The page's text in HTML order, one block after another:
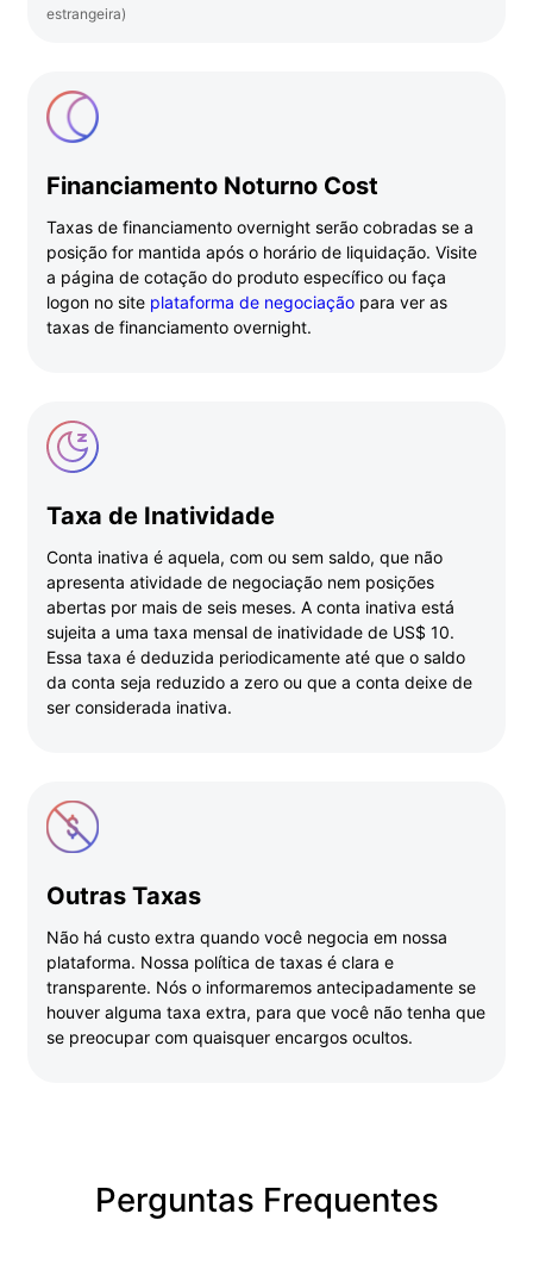
estrangeira)
Financiamento Noturno Cost
Taxas de financiamento overnight serão cobradas se a
posição for mantida após o horário de liquidação. Visite
a página de cotação do produto específico ou faça
logon no site plataforma de negociaçãopara ver as
taxas de financiamento overnight.
Taxa de Inatividade
Conta inativa é aquela, com ou sem saldo, que não
apresenta atividade de negociação nem posições
abertas por mais de seis meses. A conta inativa está
sujeita a uma taxa mensal de inatividade de US$ 10.
Essa taxa é deduzida periodicamente até que o saldo
da conta seja reduzido a zero ou que a conta deixe de
ser considerada inativa.
Outras Taxas
Não há custo extra quando você negocia em nossa
plataforma. Nossa política de taxas é clara e
transparente. Nós o informaremos antecipadamente se
houver alguma taxa extra, para que você não tenha que
se preocupar com quaisquer encargos ocultos.
Perguntas Frequentes